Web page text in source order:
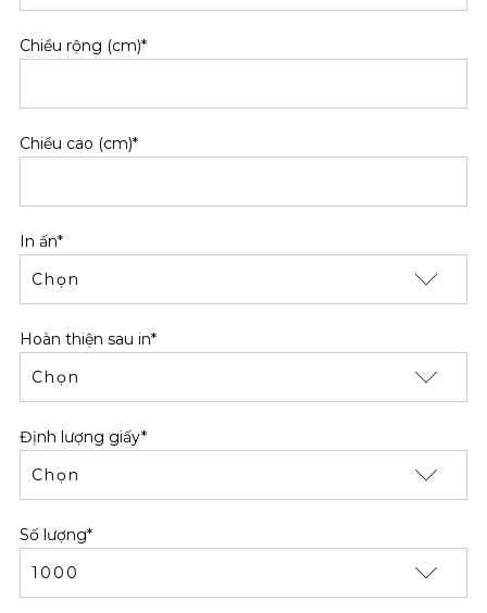
Chiều rộng (cm)*
Chiều cao (cm)*
In ấn*
Hoàn thiện sau in*
Định lượng giấy*
Số lượng*